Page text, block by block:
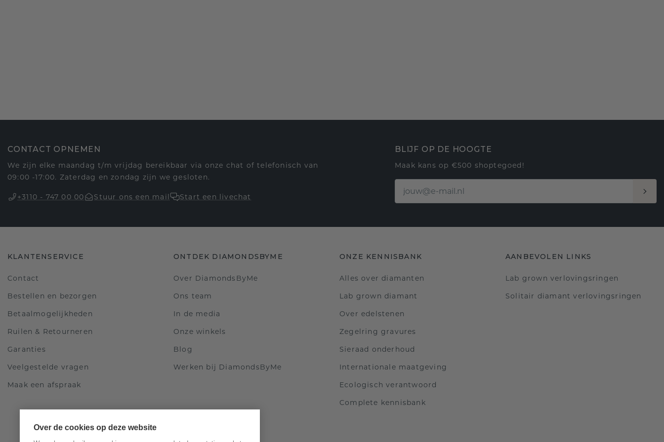
CONTACT OPNEMEN
We zijn elke maandag t/m vrijdag bereikbaar via onze chat of telefonisch van
09:00 -17:00. Zaterdag en zondag zijn we gesloten.
+3110 - 747 00 00 Stuur ons een mail Start een livechat
BLIJF OP DE HOOGTE
Maak kans op €500 shoptegoed!
KLANTENSERVICE
Contact
Bestellen en bezorgen
Betaalmogelijkheden
Ruilen & Retourneren
Garanties
Veelgestelde vragen
Maak een afspraak
ONTDEK DIAMONDSBYME
Over DiamondsByMe
Ons team
In de media
Onze winkels
Blog
Werken bij DiamondsByMe
ONZE KENNISBANK
Alles over diamanten
Lab grown diamant
Over edelstenen
Zegelring gravures
Sieraad onderhoud
Internationale maatgeving
Ecologisch verantwoord
Complete kennisbank
AANBEVOLEN LINKS
Lab grown verlovingsringen
Solitair diamant verlovingsringen
Over de cookies op deze website